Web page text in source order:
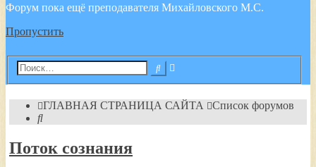
Форум пока ещё преподавателя Михайловского М.С.
Пропустить
Поиск
ГЛАВНАЯ СТРАНИЦА САЙТА
Список форумов
Поиск
Поток сознания